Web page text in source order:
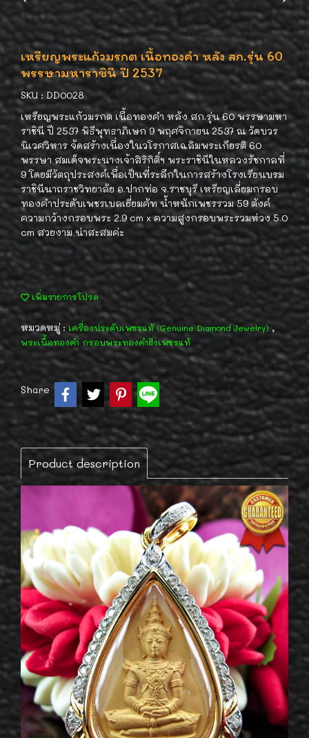
เหรียญพระแก้วมรกต เนื้อทองคำ หลัง สก.รุ่น 60
พรรษามหาราชินี ปี 2537
SKU : DD0028
เหรียญพระแก้วมรกต เนื้อทองคำ หลัง สก.รุ่น 60 พรรษามหา
ราชินี ปี 2537 พิธีพุทธาภิเษก 9 พฤศจิกายน 2537 ณ วัดบวร
นิเวศวิหาร จัดสร้างเนื่องในวโรกาสเฉลิมพระเกียรติ 60
พรรษา สมเด็จพระนางเจ้าสิริกิติ์ฯ พระราชินีในหลวงรัชกาลที่
9 โดยมีวัตถุประสงค์เพื่อเป็นที่ระลึกในการสร้างโรงเรียนบรม
ราชินีนาถราชวิทยาลัย อ.ปากท่อ จ.ราชบุรี เหรียญเลี่ยมกรอบ
ทองคำประดับเพชรเบลเยี่ยมคัท น้ำหนักเพชรรวม 59 ตังค์
ความกว้างกรอบพระ 2.9 cm x ความสูงกรอบพระรวมห่วง 5.0
cm สวยงาม น่าสะสมค่ะ
เพิ่มรายการโปรด
หมวดหมู่ : เครื่องประดับเพชรแท้ (Genuine Diamond Jewelry) ,
พระเนื้อทองคำ กรอบพระทองคำฝังเพชรแท้
Share
Product description